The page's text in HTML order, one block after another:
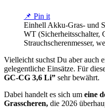
📌 Pin it
Einhell Akku-Gras- und
WT (Sicherheitsschalter,
Strauchscherenmesser,
Vielleicht suchst Du aber auch
gelegentliche Einsätze. Für
GC-CG 3,6 Li” sehr bewährt.
Dabei handelt es sich um eine
Grasscheren, die 2026